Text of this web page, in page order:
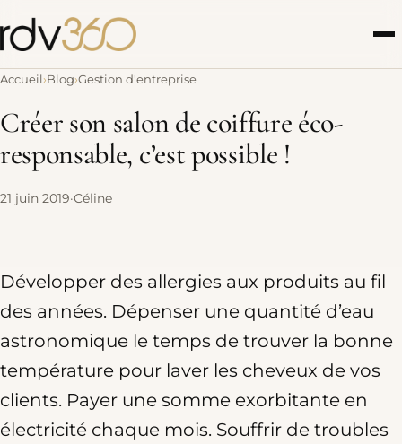
Accueil Blog Gestion d'entreprise
Créer son salon de coiffure éco-
responsable, c’est possible !
21 juin 2019·Céline
Développer des allergies aux produits au fil
des années. Dépenser une quantité d’eau
astronomique le temps de trouver la bonne
température pour laver les cheveux de vos
clients. Payer une somme exorbitante en
électricité chaque mois. Souffrir de troubles